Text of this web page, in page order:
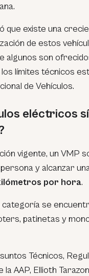
que existe una
de estos
algunos son
límites técnicos
de Vehículos.
eléctricos
vigente, un VMP
y alcanzar
por hora.
se
patinetas y
Técnicos,
la AAP, Ellioth